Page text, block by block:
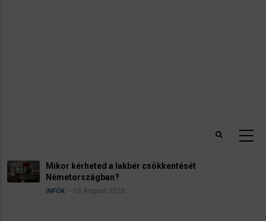
Adózás Németországban. Adóosztályok.
Steuerklasse
INFÓK 8 August 2026